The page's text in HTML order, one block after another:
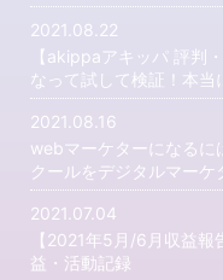
2021.08.22
【akippaアキッパ 評判
なって試して検証！本当
2021.08.16
webマーケターになるに
クールをデジタルマーケ
2021.07.04
【2021年5月/6月収益
益・活動記録